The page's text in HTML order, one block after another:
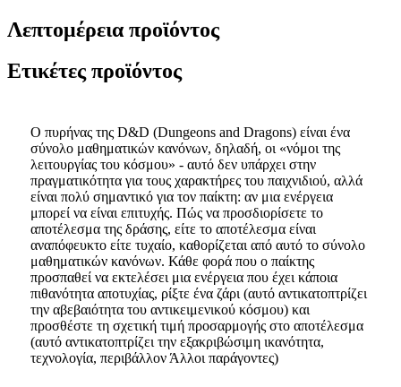
Λεπτομέρεια προϊόντος
Ετικέτες προϊόντος
Ο πυρήνας της D&D (Dungeons and Dragons) είναι ένα
σύνολο μαθηματικών κανόνων, δηλαδή, οι «νόμοι της
λειτουργίας του κόσμου» - αυτό δεν υπάρχει στην
πραγματικότητα για τους χαρακτήρες του παιχνιδιού, αλλά
είναι πολύ σημαντικό για τον παίκτη: αν μια ενέργεια
μπορεί να είναι επιτυχής. Πώς να προσδιορίσετε το
αποτέλεσμα της δράσης, είτε το αποτέλεσμα είναι
αναπόφευκτο είτε τυχαίο, καθορίζεται από αυτό το σύνολο
μαθηματικών κανόνων. Κάθε φορά που ο παίκτης
προσπαθεί να εκτελέσει μια ενέργεια που έχει κάποια
πιθανότητα αποτυχίας, ρίξτε ένα ζάρι (αυτό αντικατοπτρίζει
την αβεβαιότητα του αντικειμενικού κόσμου) και
προσθέστε τη σχετική τιμή προσαρμογής στο αποτέλεσμα
(αυτό αντικατοπτρίζει την εξακριβώσιμη ικανότητα,
τεχνολογία, περιβάλλον Άλλοι παράγοντες)